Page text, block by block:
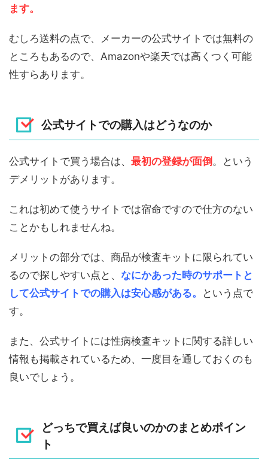
ます。
むしろ送料の点で、メーカーの公式サイトでは無料の
ところもあるので、Amazonや楽天では高くつく可能
性すらあります。
公式サイトでの購入はどうなのか
公式サイトで買う場合は、 最初の登録が面倒 。という
デメリットがあります。
これは初めて使うサイトでは宿命ですので仕方のない
ことかもしれませんね。
メリットの部分では、商品が検査キットに限られてい
るので探しやすい点と、 なにかあった時のサポートと
して公式サイトでの購入は安心感がある。
という点で
す。
また、公式サイトには性病検査キットに関する詳しい
情報も掲載されているため、一度目を通しておくのも
良いでしょう。
どっちで買えば良いのかのまとめポイン
ト